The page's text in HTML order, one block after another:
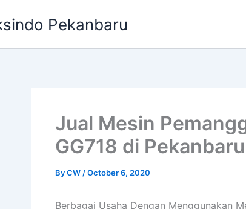
Pekanbaru
Jual Mesin
GG718 di Pekanbaru
ByCW /October 6, 2020
Berbagai Usaha Dengan Menggunakan